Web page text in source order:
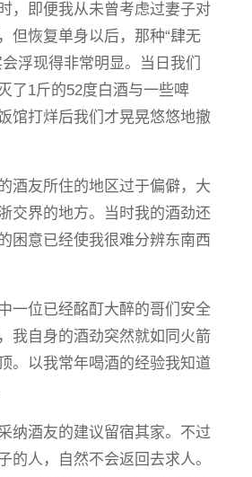
，即便我从未曾考虑过妻子对
但恢复单身以后，那种“肆无
浮现得非常明显。当日我们
了1斤的52度白酒与一些啤
馆打烊后我们才晃晃悠悠地撤
酒友所住的地区过于偏僻，大
交界的地方。当时我的酒劲还
困意已经使我很难分辨东南西
一位已经酩酊大醉的哥们安全
我自身的酒劲突然就如同火箭
。以我常年喝酒的经验我知道
纳酒友的建议留宿其家。不过
的人，自然不会返回去求人。